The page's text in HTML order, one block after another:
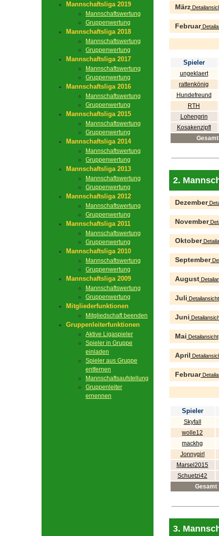
Mannschaftsliga 2019
Mannschaftswertung
Gruppenwertung
Mannschaftsliga 2018
Mannschaftswertung
Gruppenwertung
Mannschaftsliga 2017
Mannschaftswertung
Gruppenwertung
Mannschaftsliga 2016
Mannschaftswertung
Gruppenwertung
Mannschaftsliga 2015
Mannschaftswertung
Gruppenwertung
Mannschaftsliga 2014
Mannschaftswertung
Gruppenwertung
Mannschaftsliga 2013
Mannschaftswertung
Gruppenwertung
Mannschaftsliga 2012
Mannschaftswertung
Gruppenwertung
Mannschaftsliga 2011
Mannschaftswertung
Gruppenwertung
Mannschaftsliga 2010
Mannschaftswertung
Gruppenwertung
Mannschaftsliga 2009
Mannschaftswertung
Gruppenwertung
Mitgliederfunktionen
Mitgliedschaft beenden
Gruppenleiterfunktionen
Aktive Ligaspieler
Spieler in Gruppe
einladen
Spieler aus Gruppe
entfernen
Mannschaftsaufstellung
Gruppenleiter
ernennen
März
Februar
Spieler
ungeklaert
rattenkönig
Hundefreund
RTH
Lohengrin
Kosakenzipfl
Gesamt
2.
Dezember
November
Oktober
September
August
Juli Detailansicht
Juni
Mai Detailansicht
April
Februar
Spieler
Skyfall
wolle12
mackhg
Jonnygirl
Marsel2015
Schuetzi42
Gesamt
3.